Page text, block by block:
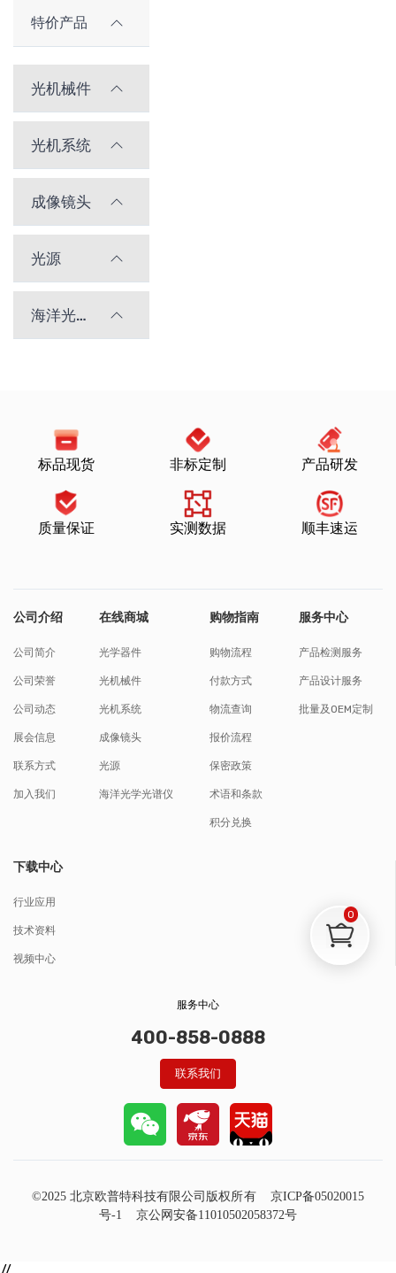
特价产品
光机械件
光机系统
成像镜头
光源
海洋光学光谱仪
标品现货 非标定制 产品研发
质量保证 实测数据 顺丰速运
公司介绍
公司简介
公司荣誉
公司动态
展会信息
联系方式
加入我们
在线商城
光学器件
光机械件
光机系统
成像镜头
光源
海洋光学光谱仪
购物指南
购物流程
付款方式
物流查询
报价流程
保密政策
术语和条款
积分兑换
服务中心
产品检测服务
产品设计服务
批量及OEM定制
下载中心
行业应用
技术资料
视频中心
服务中心
400-858-0888
联系我们
©2025 北京欧普特科技有限公司版权所有 京ICP备05020015
号-1
京公网安备11010502058372号
0